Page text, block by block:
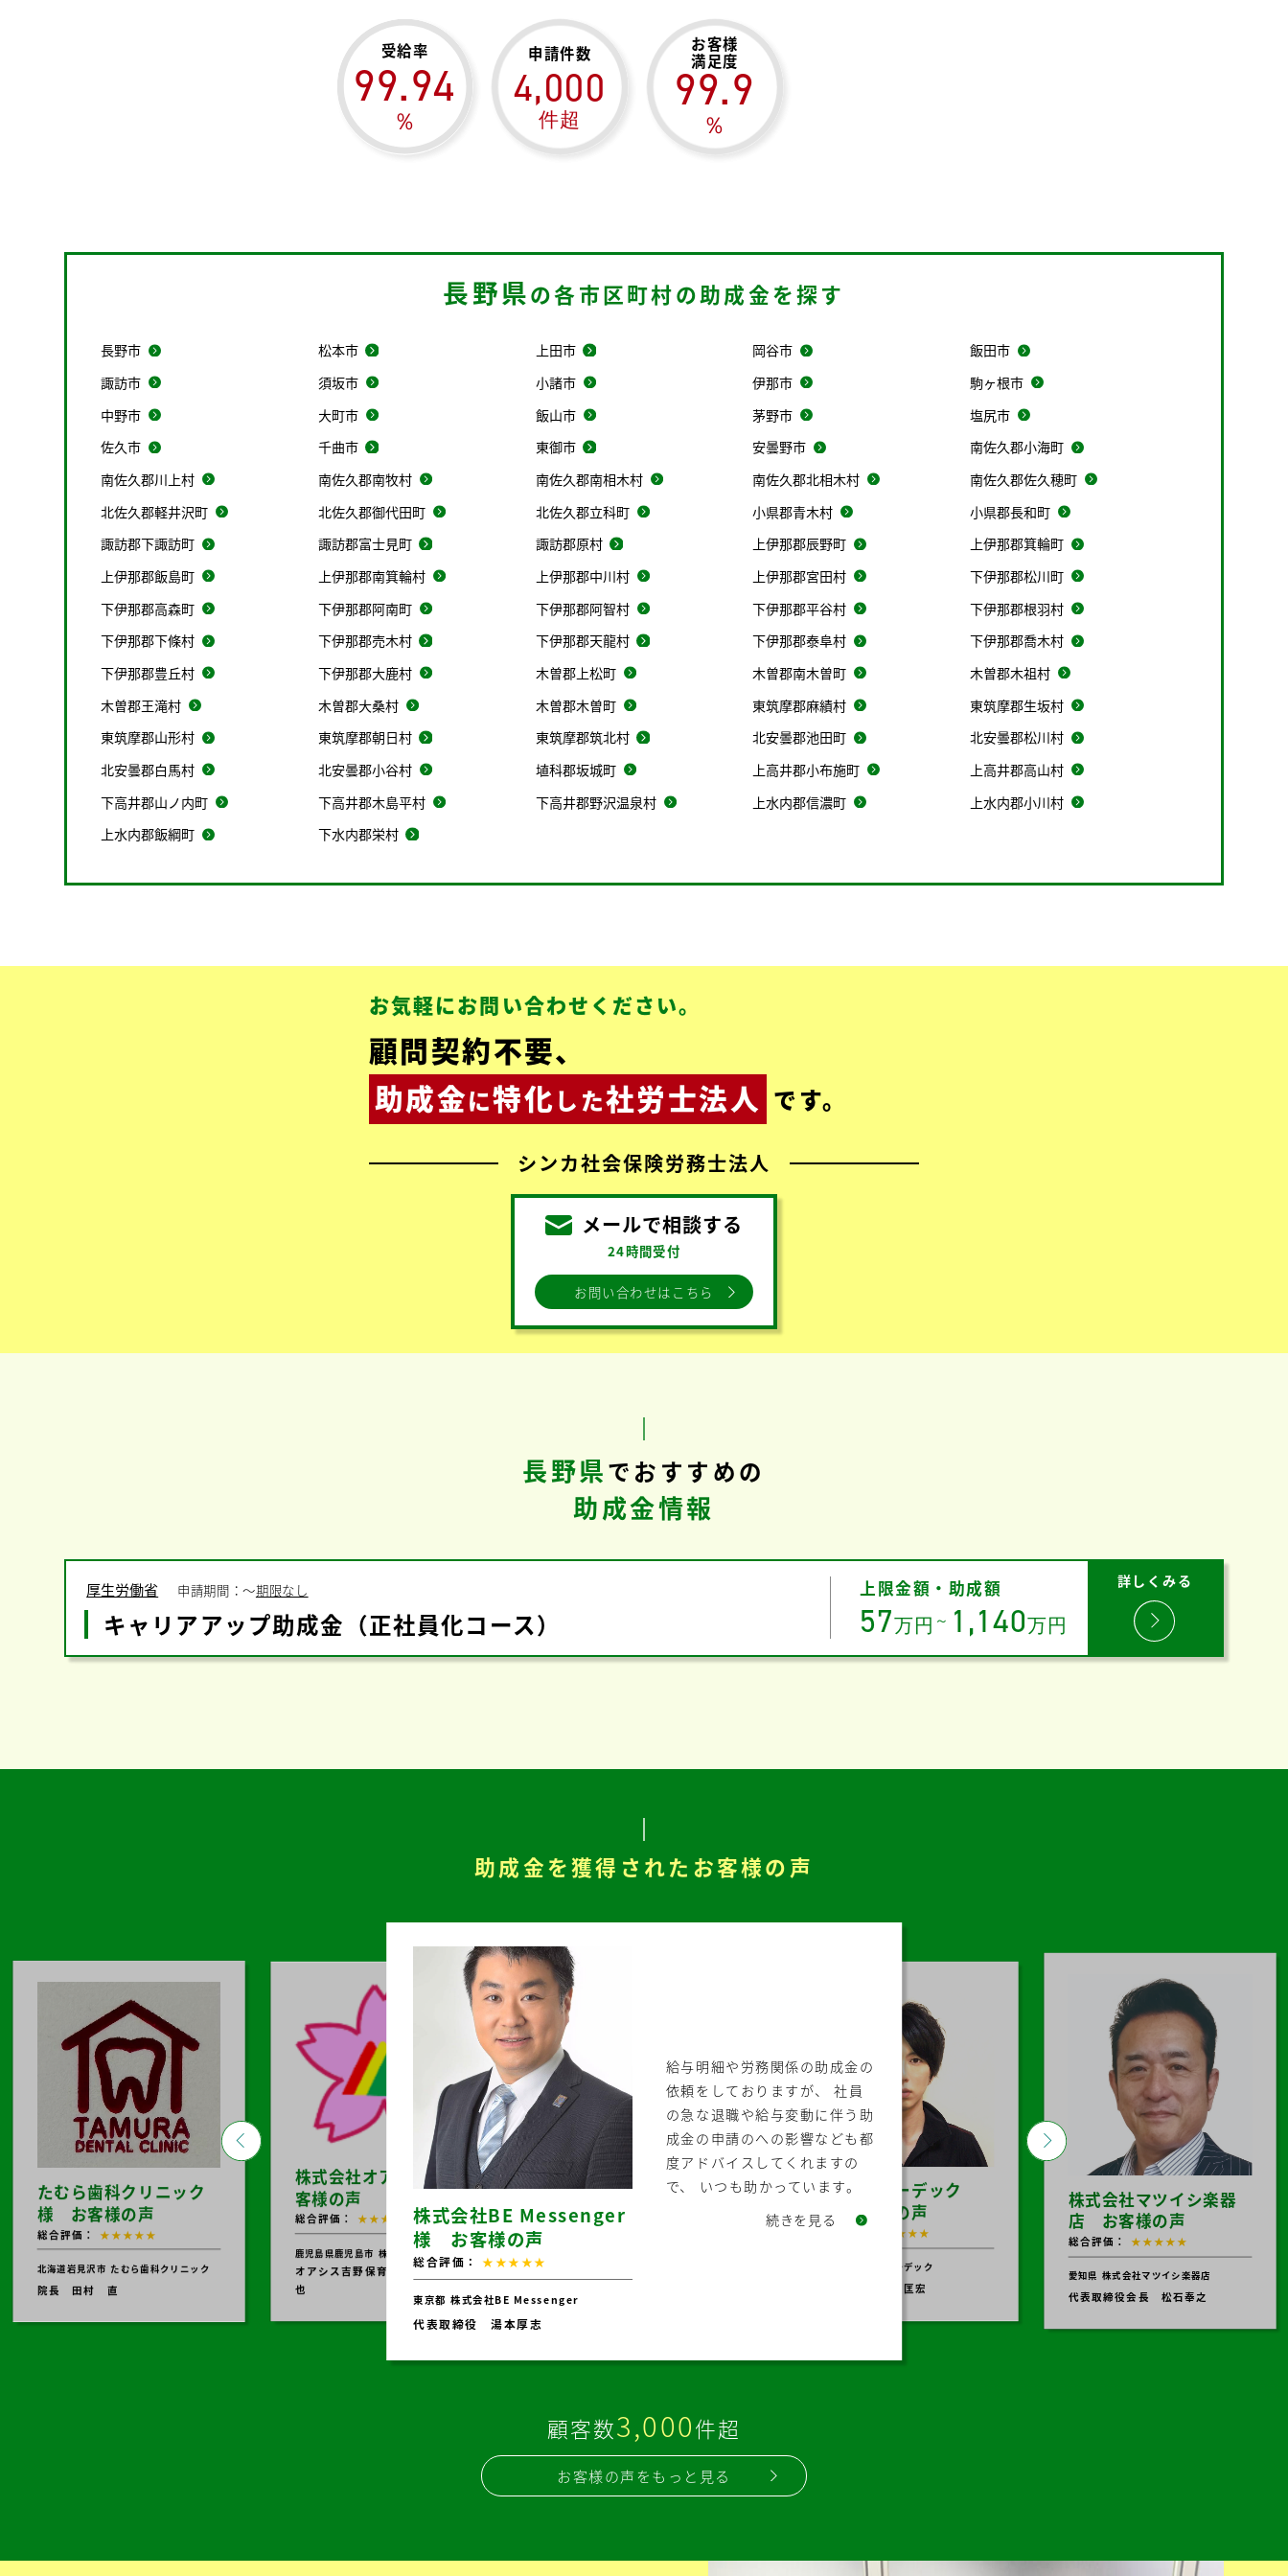
受給率
99.94
％
申請件数
4,000
件超
お客様
満足度
99.9
％
長野県の各市区町村の助成金を探す
長野市 松本市 上田市 岡谷市
飯田市
諏訪市
須坂市 小諸市 伊那市
駒ヶ根市
中野市
大町市 飯山市 茅野市
塩尻市
佐久市
千曲市 東御市 安曇野市
南佐久郡小海町
南佐久郡川上村
南佐久郡南牧村 南佐久郡南相木村 南佐久郡北相木村
南佐久郡佐久穂町
北佐久郡軽井沢町
北佐久郡御代田町 北佐久郡立科町 小県郡青木村
小県郡長和町
諏訪郡下諏訪町
諏訪郡富士見町 諏訪郡原村 上伊那郡辰野町
上伊那郡箕輪町
上伊那郡飯島町
上伊那郡南箕輪村 上伊那郡中川村 上伊那郡宮田村
下伊那郡松川町
下伊那郡高森町
下伊那郡阿南町 下伊那郡阿智村 下伊那郡平谷村
下伊那郡根羽村
下伊那郡下條村
下伊那郡売木村 下伊那郡天龍村 下伊那郡泰阜村
下伊那郡喬木村
下伊那郡豊丘村
下伊那郡大鹿村 木曽郡上松町 木曽郡南木曽町
木曽郡木祖村
木曽郡王滝村
木曽郡大桑村 木曽郡木曽町 東筑摩郡麻績村
東筑摩郡生坂村
東筑摩郡山形村
東筑摩郡朝日村 東筑摩郡筑北村 北安曇郡池田町
北安曇郡松川村
北安曇郡白馬村
北安曇郡小谷村 埴科郡坂城町 上高井郡小布施町
上高井郡高山村
下高井郡山ノ内町
下高井郡木島平村 下高井郡野沢温泉村 上水内郡信濃町
上水内郡小川村
上水内郡飯綱町
下水内郡栄村
お気軽にお問い合わせください。
顧問契約不要、
助成金に特化した社労士法人 です。
シンカ社会保険労務士法人
メールで相談する
24時間受付
お問い合わせはこちら
長野県で おすすめの
助成金情報
詳しくみる
厚生労働省 申請期間：〜期限なし
キャリアアップ助成金（正社員化コース）
上限金額・助成額
57万円 ～ 1,140万円
助成金を獲得されたお客様の声
Previous
たむら歯科クリニック
様 お客様の声
総合評価： ★★★★★
北海道岩見沢市 たむら歯科クリニック
院長 田村 直
株式会社オアシスJ お
客様の声
総合評価： ★★★★★
鹿児島県鹿児島市 株式会社オアシスJ
オアシス吉野保育園 園長山下純
也
株式会社BE Messenger
様 お客様の声
総合評価： ★★★★★
東京都 株式会社BE Messenger
代表取締役 湯本厚志
給与明細や労務関係の助成金の
依頼をしておりますが、 社員
の急な退職や給与変動に伴う助
成金の申請のへの影響なども都
度アドバイスしてくれますの
で、 いつも助かっています。
続きを見る
株式会社ホーデック
様 お客様の声
総合評価： ★★★★★
株式会社ホーデック
代表取締役 吉田匡宏
株式会社マツイシ楽器
店 お客様の声
総合評価： ★★★★★
愛知県 株式会社マツイシ楽器店
代表取締役会長 松石奉之
Next
顧客数3,000件超
お客様の声をもっと見る